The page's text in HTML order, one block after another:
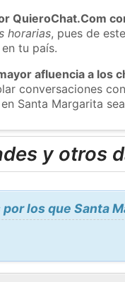
QuieroChat.Com
horarias, pues de
tu país.
afluencia a los
conversaciones
Santa Margarita
y otros
los que Santa